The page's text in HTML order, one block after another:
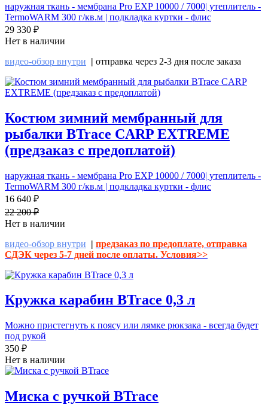
наружная ткань - мембрана Pro EXP 10000 / 7000| утеплитель -
TermoWARM 300 г/кв.м | подкладка куртки - флис
29 330 ₽
Нет в наличии
видео-обзор внутри | отправка через 2-3 дня после заказа
Костюм зимний мембранный для
рыбалки BTrace CARP EXTREME
(предзаказ с предоплатой)
наружная ткань - мембрана Pro EXP 10000 / 7000| утеплитель -
TermoWARM 300 г/кв.м | подкладка куртки - флис
16 640 ₽
22 200 ₽
Нет в наличии
видео-обзор внутри | предзаказ по предоплате, отправка
СДЭК через 5-7 дней после оплаты. Условия>>
Кружка карабин BTrace 0,3 л
Можно пристегнуть к поясу или лямке рюкзака - всегда будет
под рукой
350 ₽
Нет в наличии
Миска с ручкой BTrace